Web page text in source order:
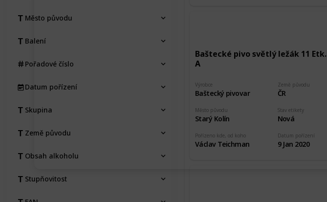
Baštecké pivo světlý ležák 11 Etk.
A
Výrobce
Baštecký pivovar
Země původu
ČR
Pořízeno kde, od koho
Václav Teichman
Stav etikety
Nová
Datum pořízení
9 Jan 2020
Město původu
Starý Kolín
Město původu
Balení
Pořadové číslo
Datum pořízení
Skupina
Země původu
Obsah alkoholu
Stupňovitost